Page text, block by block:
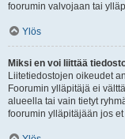
foorumin valvojaan tai
Ylös
Miksi en voi liittää
Liitetiedostojen oikeudet
Foorumin ylläpitäjä ei
alueella tai vain tietyt
foorumin ylläpitäjään jos